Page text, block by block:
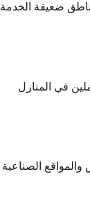
ضعيفة الخدمة
في المنازل
الصناعية